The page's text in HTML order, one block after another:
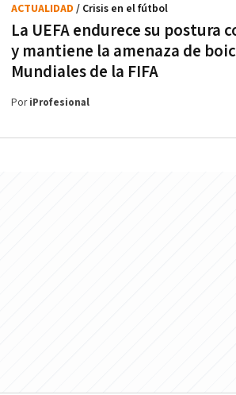
La UEFA endurece su postura
y mantiene la amenaza de
Mundiales de la FIFA
ACTUALIDAD / Crisis en el fútbol
PoriProfesional